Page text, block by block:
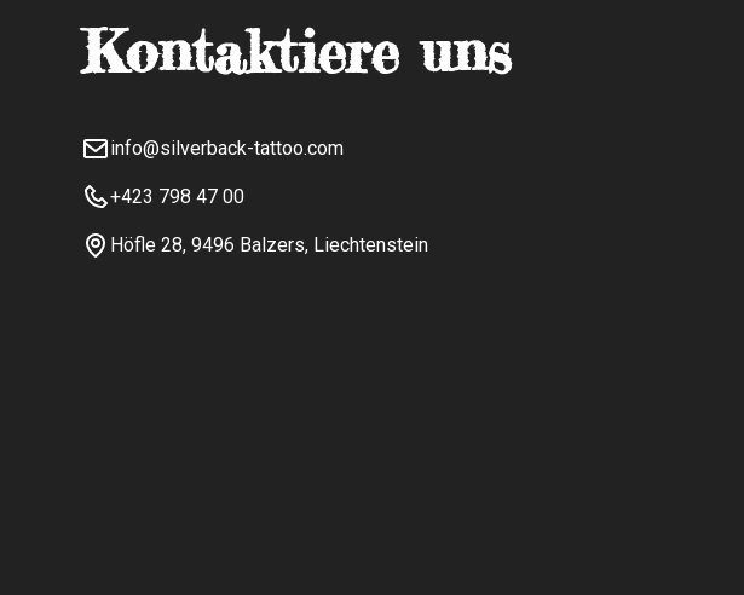
Kontaktiere uns
info@silverback-tattoo.com
+423 798 47 00
Höfle 28, 9496 Balzers, Liechtenstein